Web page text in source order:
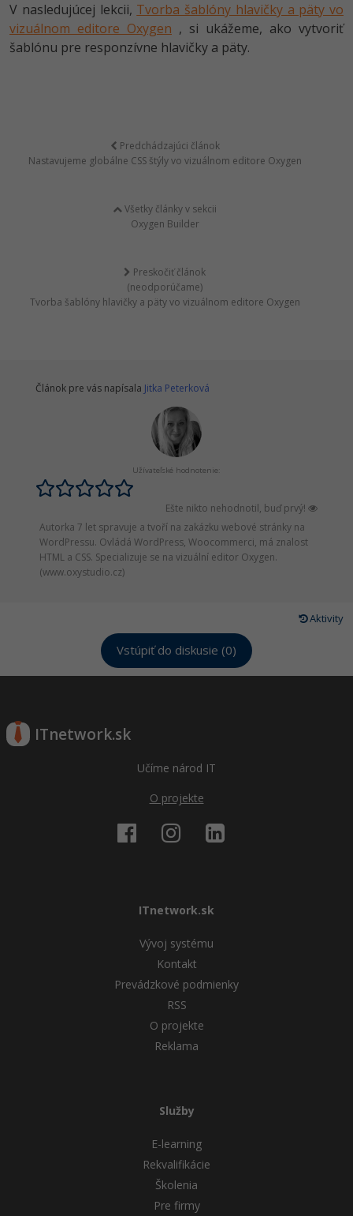
V nasledujúcej lekcii, Tvorba šablóny hlavičky a päty vo
vizuálnom editore Oxygen , si ukážeme, ako vytvoriť
šablónu pre responzívne hlavičky a päty.
Predchádzajúci článok
Nastavujeme globálne CSS štýly vo vizuálnom editore Oxygen
Všetky články v sekcii
Oxygen Builder
Preskočiť článok
(neodporúčame)
Tvorba šablóny hlavičky a päty vo vizuálnom editore Oxygen
Článok pre vás napísala Jitka Peterková
Užívateľské hodnotenie:
Ešte nikto nehodnotil, buď prvý!
Autorka 7 let spravuje a tvoří na zakázku webové stránky na
WordPressu. Ovládá WordPress, Woocommerci, má znalost
HTML a CSS. Specializuje se na vizuální editor Oxygen.
(www.oxystudio.cz)
Aktivity
Vstúpiť do diskusie (0)
ITnetwork.sk
Učíme národ IT
O projekte
ITnetwork.sk
Vývoj systému
Kontakt
Prevádzkové podmienky
RSS
O projekte
Reklama
Služby
E-learning
Rekvalifikácie
Školenia
Pre firmy